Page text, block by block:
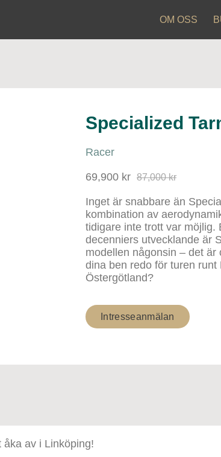
OM OSS
Specialized
Racer
69,900 kr 87,000 kr
Inget är snabbare än
kombination av
tidigare inte trott var möjlig.
decenniers utvecklande är
modellen någonsin – det
dina ben redo för turen
Östergötland?
Intresseanmälan
åka av i Linköping!